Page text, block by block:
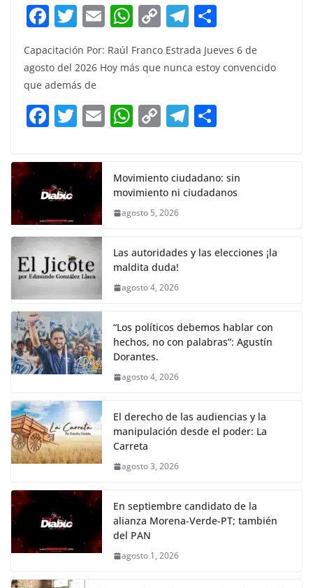
F
a
c
e
b
o
k
T
itt
er
E
m
ai
W
at
A
p
C
p
Li
n
T
el
e
a
m
ar
e
Capacitación Por: Raúl Franco Estrada Jueves 6 de
agosto del 2026 Hoy más que nunca estoy convencido
que además de
F
c
e
b
o
o
k
T
itt
er
E W
s
A
p
C
y
Li
k
T
gr
a
e
Movimiento ciudadano: sin
movimiento ni ciudadanos
agosto 5, 2026
Las autoridades y las elecciones ¡la
maldita duda!
agosto 4, 2026
“Los políticos debemos hablar con
hechos, no con palabras”: Agustín
Dorantes.
agosto 4, 2026
El derecho de las audiencias y la
manipulación desde el poder: La
Carreta
agosto 3, 2026
En septiembre candidato de la
alianza Morena-Verde-PT; también
del PAN
agosto 1, 2026